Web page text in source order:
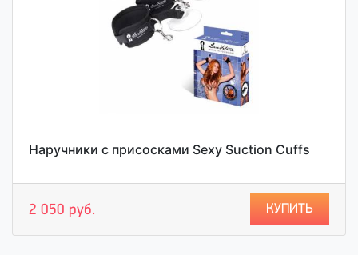
Наручники с присосками Sexy Suction Cuffs
2 050 руб. КУПИТЬ